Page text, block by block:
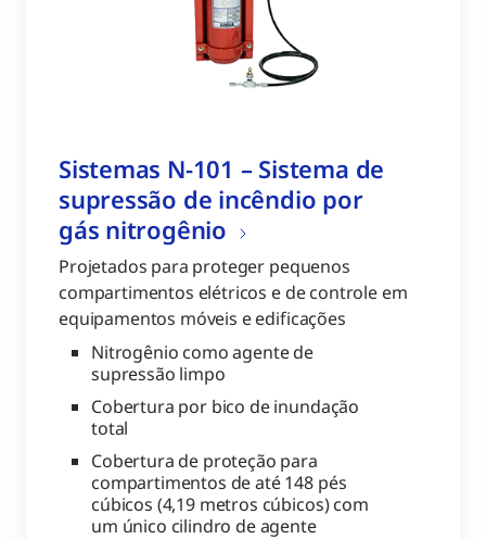
Sistemas N-101 – Sistema de
supressão de incêndio por
gás nitrogênio
Projetados para proteger pequenos
compartimentos elétricos e de controle em
equipamentos móveis e edificações
Nitrogênio como agente de
supressão limpo
Cobertura por bico de inundação
total
Cobertura de proteção para
compartimentos de até 148 pés
cúbicos (4,19 metros cúbicos) com
um único cilindro de agente